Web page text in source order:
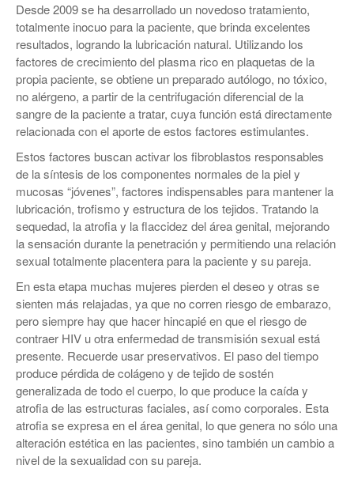
Desde 2009 se ha desarrollado un novedoso tratamiento,
totalmente inocuo para la paciente, que brinda excelentes
resultados, logrando la lubricación natural. Utilizando los
factores de crecimiento del plasma rico en plaquetas de la
propia paciente, se obtiene un preparado autólogo, no tóxico,
no alérgeno, a partir de la centrifugación diferencial de la
sangre de la paciente a tratar, cuya función está directamente
relacionada con el aporte de estos factores estimulantes.
Estos factores buscan activar los fibroblastos responsables
de la síntesis de los componentes normales de la piel y
mucosas “jóvenes”, factores indispensables para mantener la
lubricación, trofismo y estructura de los tejidos. Tratando la
sequedad, la atrofia y la flaccidez del área genital, mejorando
la sensación durante la penetración y permitiendo una relación
sexual totalmente placentera para la paciente y su pareja.
En esta etapa muchas mujeres pierden el deseo y otras se
sienten más relajadas, ya que no corren riesgo de embarazo,
pero siempre hay que hacer hincapié en que el riesgo de
contraer HIV u otra enfermedad de transmisión sexual está
presente. Recuerde usar preservativos. El paso del tiempo
produce pérdida de colágeno y de tejido de sostén
generalizada de todo el cuerpo, lo que produce la caída y
atrofia de las estructuras faciales, así como corporales. Esta
atrofia se expresa en el área genital, lo que genera no sólo una
alteración estética en las pacientes, sino también un cambio a
nivel de la sexualidad con su pareja.